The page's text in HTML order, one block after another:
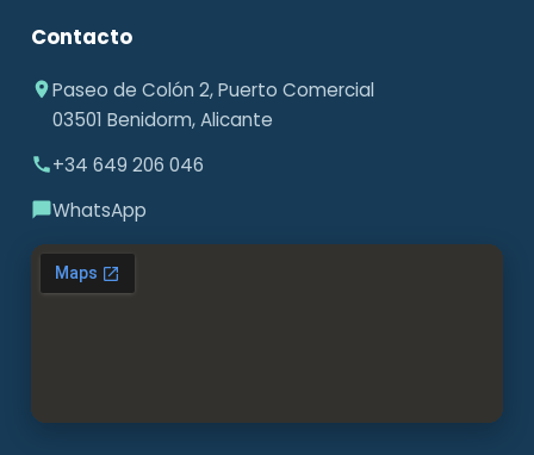
Contacto
Paseo de Colón 2, Puerto Comercial
03501 Benidorm, Alicante
+34 649 206 046
WhatsApp